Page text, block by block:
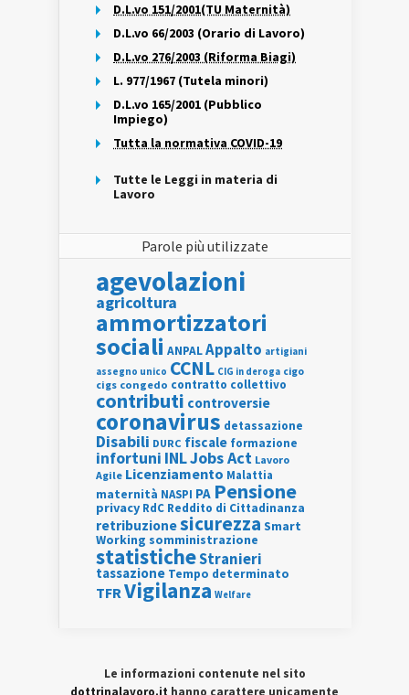
D.L.vo 151/2001(TU Maternità)
D.L.vo 66/2003 (Orario di Lavoro)
D.L.vo 276/2003 (Riforma Biagi)
L. 977/1967 (Tutela minori)
D.L.vo 165/2001 (Pubblico
Impiego)
Tutta la normativa COVID-19
Tutte le Leggi in materia di
Lavoro
Parole più utilizzate
agevolazioni
agricoltura
ammortizzatori
sociali ANPALAppalto artigiani
assegno unico CCNL CIG in deroga cigo
cigs congedo contratto collettivo
contributi controversie
coronavirus detassazione
Disabili DURC fiscale formazione
infortuni INLJobs Act Lavoro
Agile Licenziamento Malattia
maternità NASPI PA Pensione
privacy RdC Reddito di Cittadinanza
retribuzionesicurezza Smart
Working somministrazione
statisticheStranieri
tassazione Tempo determinato
TFRVigilanza Welfare
Le informazioni contenute nel sito